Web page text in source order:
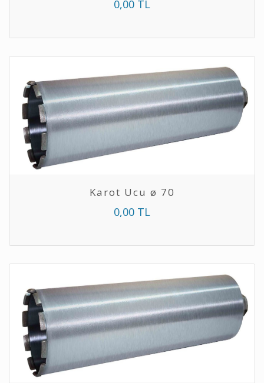
0,00 TL
Karot Ucu ø 70
0,00 TL